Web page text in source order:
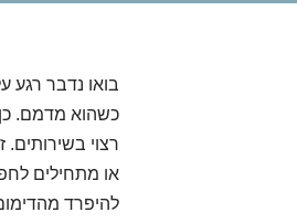
בואו נדבר
כשהוא מדמם.
רצוי
או מתחילים
להיפרד